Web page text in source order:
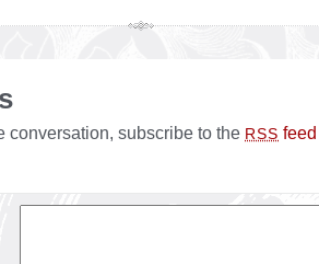
conversation, subscribe to the RSS